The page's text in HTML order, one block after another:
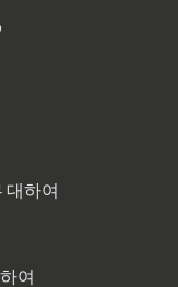
대하여
여